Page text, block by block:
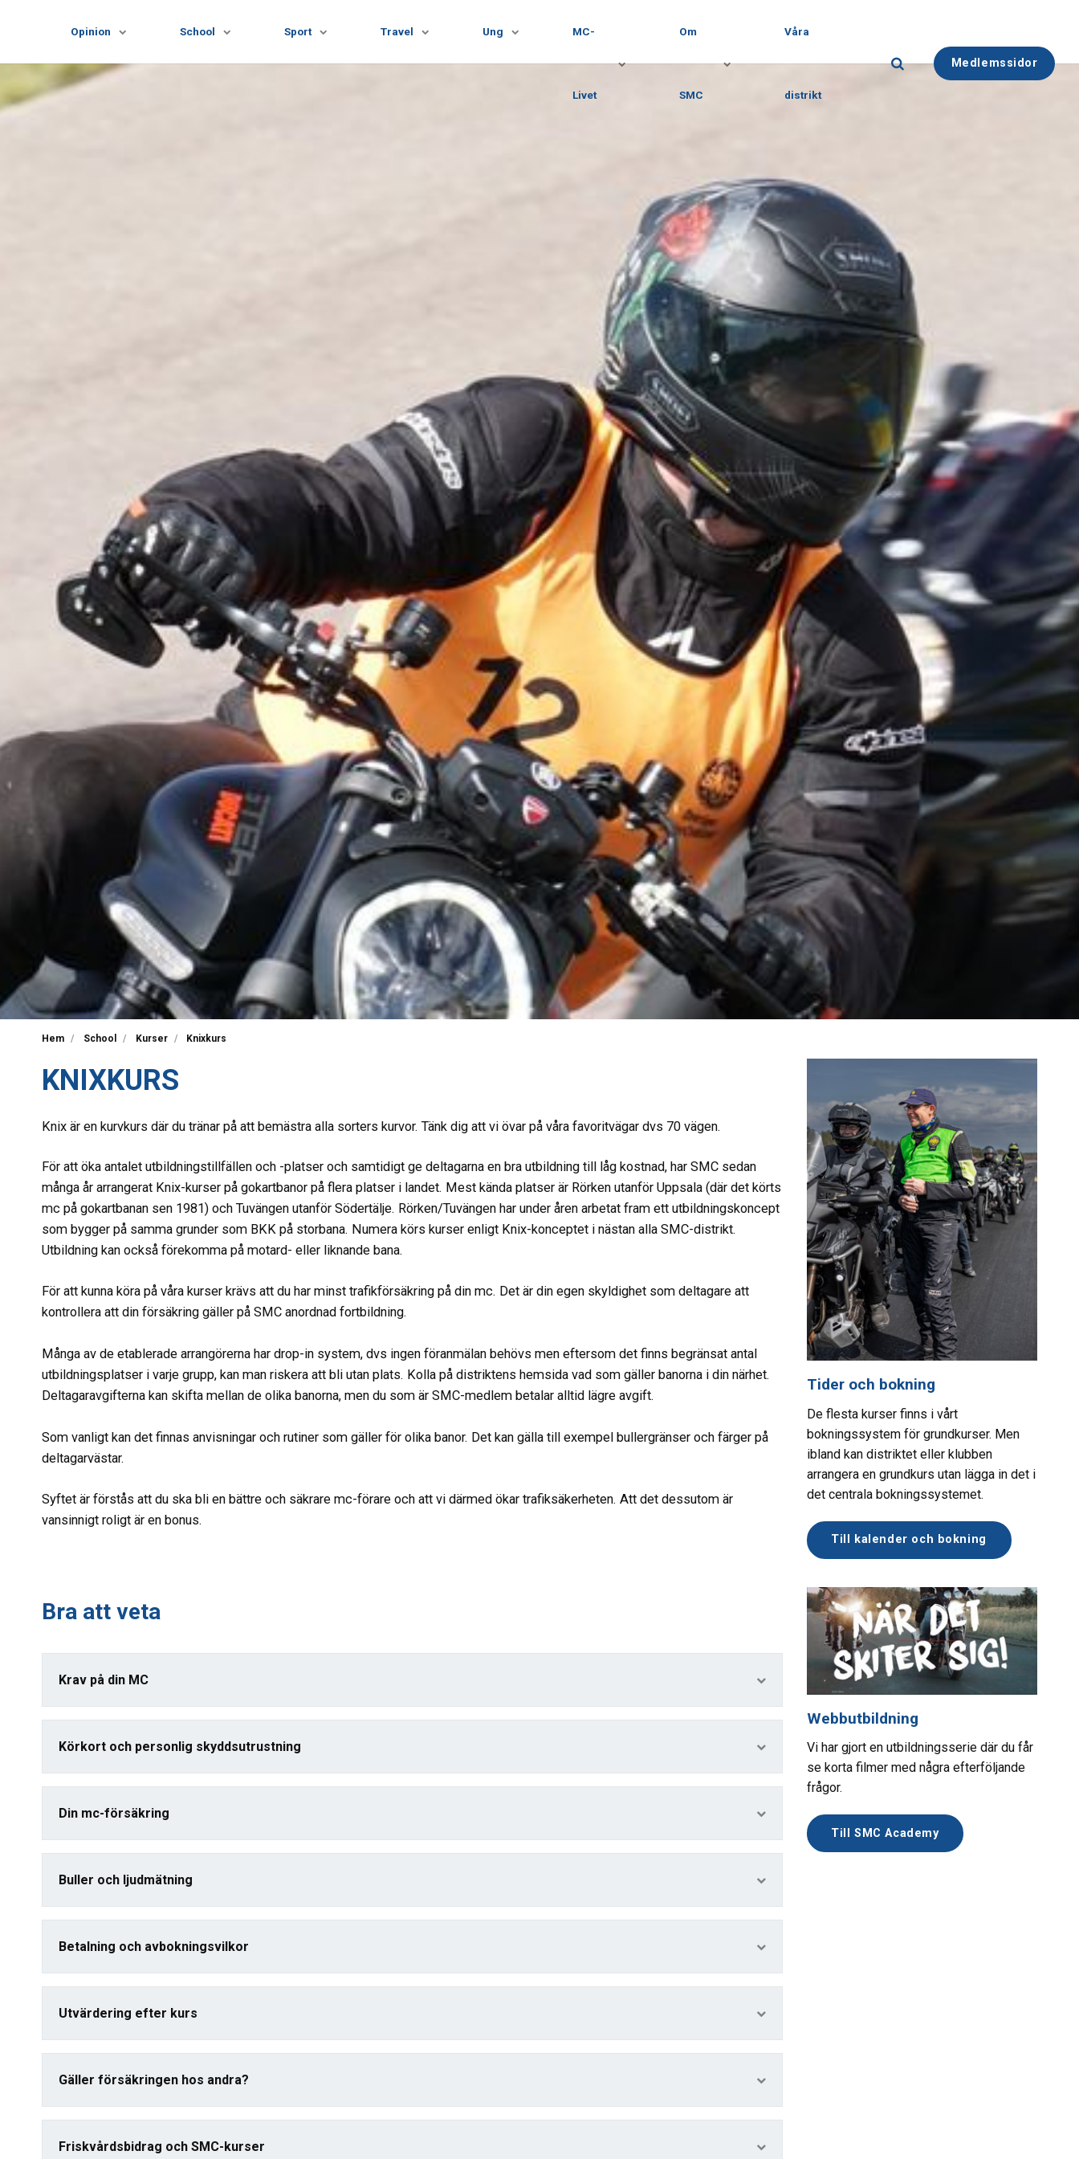
Opinion School Sport Travel Ung MC-
Livet
Om
SMC
Våra
distrikt
Medlemssidor
Hem School Kurser Knixkurs
KNIXKURS
Knix är en kurvkurs där du tränar på att bemästra alla sorters kurvor. Tänk dig att vi övar på våra favoritvägar dvs 70 vägen.
För att öka antalet utbildningstillfällen och -platser och samtidigt ge deltagarna en bra utbildning till låg kostnad, har SMC sedan
många år arrangerat Knix-kurser på gokartbanor på flera platser i landet. Mest kända platser är Rörken utanför Uppsala (där det körts
mc på gokartbanan sen 1981) och Tuvängen utanför Södertälje. Rörken/Tuvängen har under åren arbetat fram ett utbildningskoncept
som bygger på samma grunder som BKK på storbana. Numera körs kurser enligt Knix-konceptet i nästan alla SMC-distrikt.
Utbildning kan också förekomma på motard- eller liknande bana.
För att kunna köra på våra kurser krävs att du har minst trafikförsäkring på din mc. Det är din egen skyldighet som deltagare att
kontrollera att din försäkring gäller på SMC anordnad fortbildning.
Många av de etablerade arrangörerna har drop-in system, dvs ingen föranmälan behövs men eftersom det finns begränsat antal
utbildningsplatser i varje grupp, kan man riskera att bli utan plats. Kolla på distriktens hemsida vad som gäller banorna i din närhet.
Deltagaravgifterna kan skifta mellan de olika banorna, men du som är SMC-medlem betalar alltid lägre avgift.
Som vanligt kan det finnas anvisningar och rutiner som gäller för olika banor. Det kan gälla till exempel bullergränser och färger på
deltagarvästar.
Syftet är förstås att du ska bli en bättre och säkrare mc-förare och att vi därmed ökar trafiksäkerheten. Att det dessutom är
vansinnigt roligt är en bonus.
Bra att veta
Krav på din MC
Körkort och personlig skyddsutrustning
Din mc-försäkring
Buller och ljudmätning
Betalning och avbokningsvilkor
Utvärdering efter kurs
Gäller försäkringen hos andra?
Friskvårdsbidrag och SMC-kurser
Tider och bokning
De flesta kurser finns i vårt
bokningssystem för grundkurser. Men
ibland kan distriktet eller klubben
arrangera en grundkurs utan lägga in det i
det centrala bokningssystemet.
Till kalender och bokning
Webbutbildning
Vi har gjort en utbildningsserie där du får
se korta filmer med några efterföljande
frågor.
Till SMC Academy